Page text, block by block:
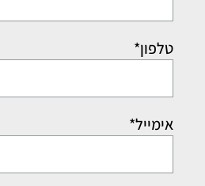
טלפון*
אימייל*